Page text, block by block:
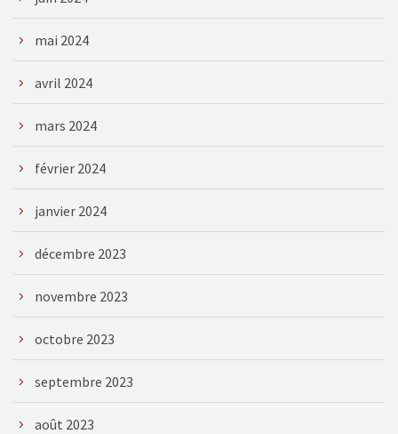
mai 2024
avril 2024
mars 2024
février 2024
janvier 2024
décembre 2023
novembre 2023
octobre 2023
septembre 2023
août 2023